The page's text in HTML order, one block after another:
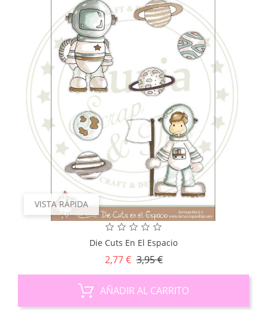
VISTA RÁPIDA
Die Cuts En El Espacio
2,77 € Precio
3,95 €Precio
AÑADIR AL CARRITO